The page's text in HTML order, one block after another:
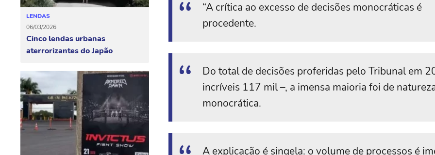
LENDAS
06/03/2026
Cinco lendas urbanas
aterrorizantes do Japão
“A crítica ao excesso de decisões monocráticas é
procedente.
Do total de decisões proferidas pelo Tribunal em
incríveis 117 mil –, a imensa maioria foi de
monocrática.
A explicação é singela: o volume de processos é